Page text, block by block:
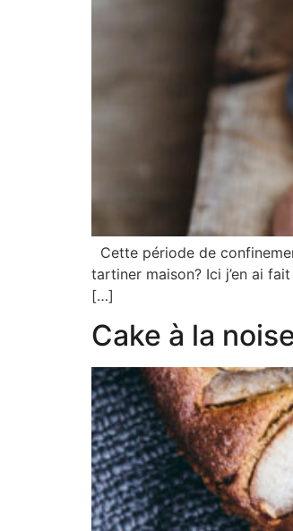
Cette période de
tartiner maison? Ici j’en ai
[…]
Cake à la